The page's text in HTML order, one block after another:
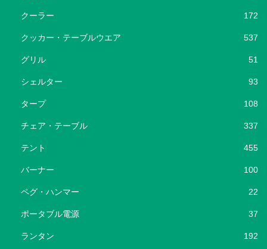
クーラー 172
クッカー・テーブルウエア 537
グリル 51
シェルター 93
タープ 108
チェア・テーブル 337
テント 455
バーナー 100
ペグ・ハンマー 22
ポータブル電源 37
ランタン 192